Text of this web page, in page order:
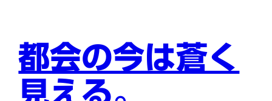
都会の今は蒼く
見える。